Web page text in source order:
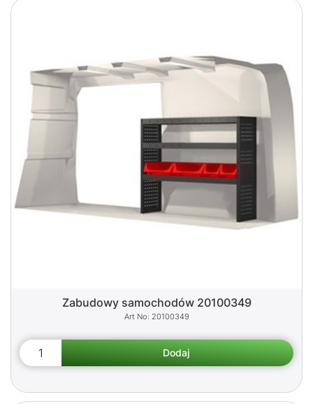
Zabudowy samochodów 20100349
20100349